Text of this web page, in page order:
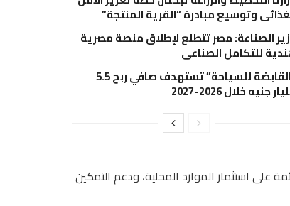
وتوسيع مبادرة “القرية المنتجة”
الصناعة: مصر تتطلع لإطلاق منصة مصرية
للتكامل الصناعي
“القابضة للسياحة” تستهدف صافي ربح 5.5
جنيه خلال 2026-2027
على استثمار الموارد المحلية، ودعم التمكين